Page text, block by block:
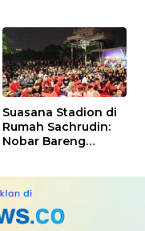
Suasana Stadion di
Rumah Sachrudin:
Nobar Bareng